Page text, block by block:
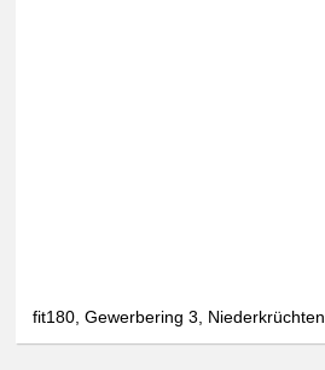
fit180, Gewerbering 3, Niederkrüchten